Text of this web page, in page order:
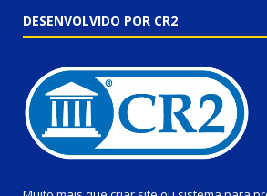
DESENVOLVIDO POR CR2